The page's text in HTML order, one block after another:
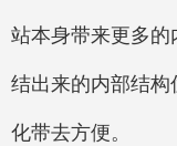
站本身带来更多的
结出来的内部结
化带去方便。